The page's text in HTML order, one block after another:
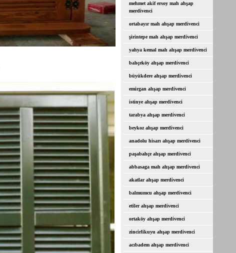
mehmet akif ersoy mah ahşap
merdivenci
ortabayır mah ahşap merdivenci
şirintepe mah ahşap merdivenci
yahya kemal mah ahşap merdivenci
bahçeköy ahşap merdivenci
büyükdere ahşap merdivenci
emirgan ahşap merdivenci
istinye ahşap merdivenci
tarabya ahşap merdivenci
beykoz ahşap merdivenci
anadolu hisarı ahşap merdivenci
paşabahçe ahşap merdivenci
abbasaga mah ahşap merdivenci
akatlar ahşap merdivenci
balmumcu ahşap merdivenci
etiler ahşap merdivenci
ortaköy ahşap merdivenci
zincirlikuyu ahşap merdivenci
acıbadem ahşap merdivenci